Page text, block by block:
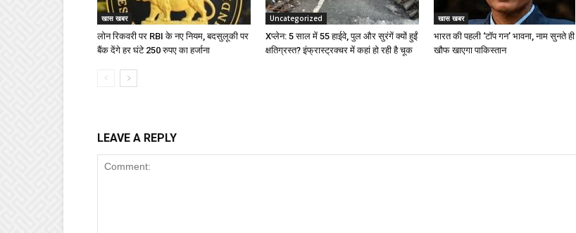
खास खबर
लोन रिकवरी पर RBI के नए नियम, बदसुलूकी पर
बैंक देंगे हर घंटे 250 रुपए का हर्जाना
Uncategorized
Xप्लेन: 5 साल में 55 हाईवे, पुल और सुरंगें क्यों हुईं
क्षतिग्रस्त? इंफ्रास्ट्रक्चर में कहां हो रही है चूक
खास खबर
भारत की पहली ‘टॉप गन’ भावना, नाम सुनते ही
खौफ खाएगा पाकिस्तान
LEAVE A REPLY